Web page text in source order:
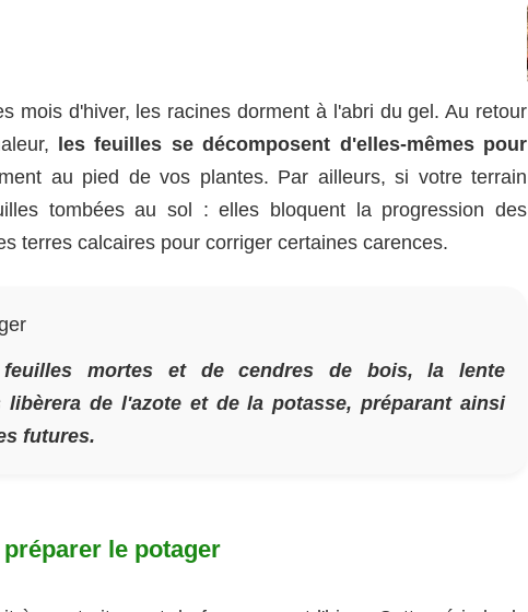
mois d'hiver, les racines dorment à l'abri du gel. Au retour
les feuilles se décomposent d'elles-mêmes pour
au pied de vos plantes. Par ailleurs, si votre terrain
tombées au sol : elles bloquent la progression des
terres calcaires pour corriger certaines carences.
mortes et de cendres de bois, la lente
de l'azote et de la potasse, préparant ainsi
futures.
le potager